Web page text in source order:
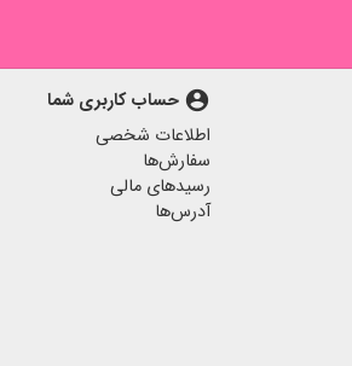
account_circle حساب کاربری شما
اطلاعات شخصی
سفارش‌ها
رسیدهای مالی
آدرس‌ها